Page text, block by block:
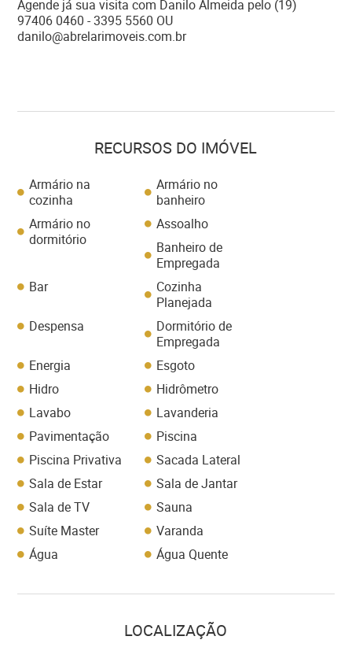
Agende já sua visita com Danilo Almeida pelo (19)
97406 0460 - 3395 5560 OU
danilo@abrelarimoveis.com.br
RECURSOS DO IMÓVEL
Armário na
cozinha
Armário no
banheiro
Armário no
dormitório
Assoalho
Banheiro de
Empregada
Bar
Cozinha
Planejada
Despensa
Dormitório de
Empregada
Energia
Esgoto
Hidro
Hidrômetro
Lavabo
Lavanderia
Pavimentação
Piscina
Piscina Privativa
Sacada Lateral
Sala de Estar
Sala de Jantar
Sala de TV
Sauna
Suíte Master
Varanda
Água
Água Quente
LOCALIZAÇÃO